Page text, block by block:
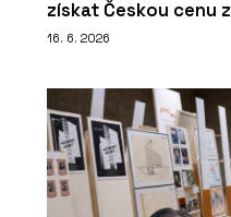
získat Českou cenu
16. 6. 2026